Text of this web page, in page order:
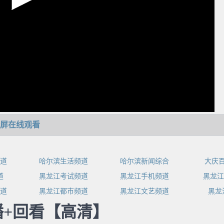
在线观看
哈尔滨生活频道 哈尔滨新闻综合
大庆
黑龙江考试频道 黑龙江手机频道
黑龙
黑龙江都市频道 黑龙江文艺频道 黑龙
回看【高清】